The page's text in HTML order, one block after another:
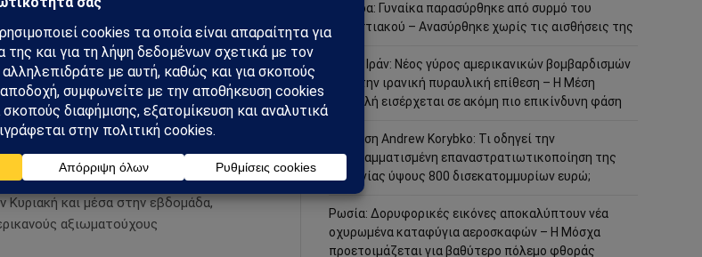
είναι μια
δημόσια υγεία” που μπορεί
επιπτώσεις, λένε οι
στον Καναδά άρχισαν να στέλνουν καπνό
Κυριακή και μέσα στην εβδομάδα,
αξιωματούχους
Μέγαρα: Γυναίκα παρασύρθηκε από συρμό του
Προαστιακού – Ανασύρθηκε χωρίς τις αισθήσεις της
ΗΠΑ – Ιράν: Νέος γύρος αμερικανικών βομβαρδισμών
μετά την ιρανική πυραυλική επίθεση – Η Μέση
Ανατολή εισέρχεται σε ακόμη πιο επικίνδυνη φάση
Ανάλυση Andrew Korybko: Τι οδηγεί την
προγραμματισμένη επαναστρατιωτικοποίηση της
Γερμανίας ύψους 800 δισεκατομμυρίων ευρώ;
Ρωσία: Δορυφορικές εικόνες αποκαλύπτουν νέα
οχυρωμένα καταφύγια αεροσκαφών – Η Μόσχα
προετοιμάζεται για βαθύτερο πόλεμο φθοράς